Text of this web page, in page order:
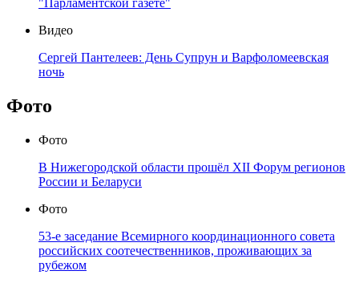
"Парламентской газете"
Видео
Сергей Пантелеев: День Супрун и Варфоломеевская
ночь
Фото
Фото
В Нижегородской области прошёл XII Форум регионов
России и Беларуси
Фото
53-е заседание Всемирного координационного совета
российских соотечественников, проживающих за
рубежом